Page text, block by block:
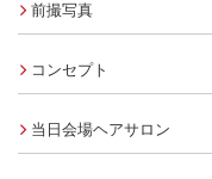
前撮写真
コンセプト
当日会場ヘアサロン